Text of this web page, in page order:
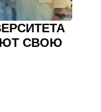
СВОЮ